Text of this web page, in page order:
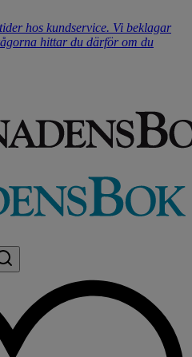
hos kundservice. Vi beklagar
hittar du därför om du